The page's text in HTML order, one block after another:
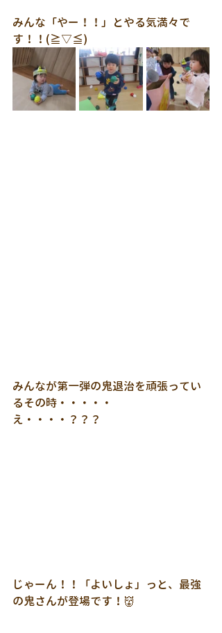
みんな「やー！！」とやる気満々で
す！！(≧▽≦)
みんなが第一弾の鬼退治を頑張ってい
るその時・・・・・
え・・・・？？？
じゃーん！！「よいしょ」っと、最強
の鬼さんが登場です！👹